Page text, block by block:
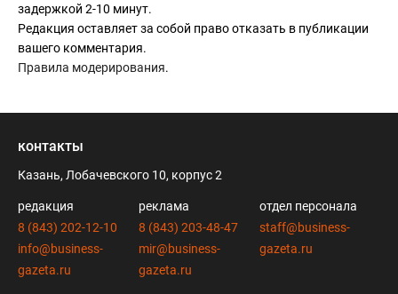
задержкой 2-10 минут.
Редакция оставляет за собой право отказать в публикации
вашего комментария.
Правила модерирования.
контакты
Казань, Лобачевского 10, корпус 2
редакция
8 (843) 202-12-10
info@business-
gazeta.ru
реклама
8 (843) 203-48-47
mir@business-
gazeta.ru
отдел персонала
staff@business-
gazeta.ru